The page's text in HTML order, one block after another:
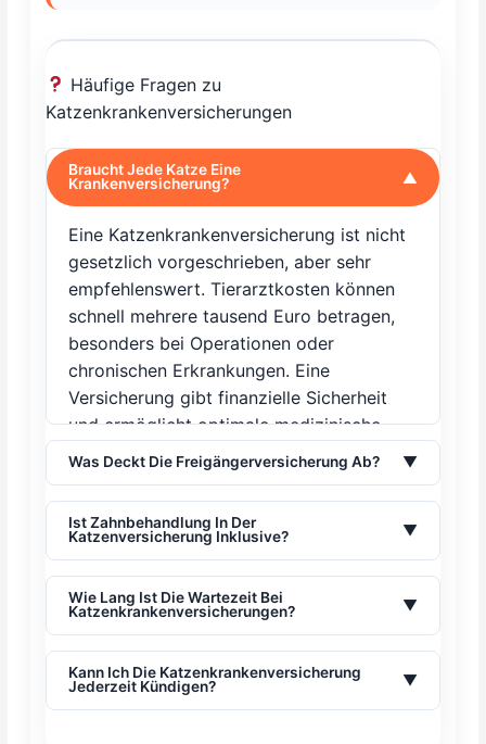
Häufige Fragen zu
Katzenkrankenversicherungen
Braucht Jede Katze Eine
Krankenversicherung?
▼
Eine Katzenkrankenversicherung ist nicht
gesetzlich vorgeschrieben, aber sehr
empfehlenswert. Tierarztkosten können
schnell mehrere tausend Euro betragen,
besonders bei Operationen oder
chronischen Erkrankungen. Eine
Versicherung gibt finanzielle Sicherheit
und ermöglicht optimale medizinische
Versorgung.
Was Deckt Die Freigängerversicherung Ab? ▼
Freigängerversicherungen decken
typischerweise Unfälle, Verletzungen
durch Kämpfe, Infektionskrankheiten,
Parasitenbefall und alle regulären
Behandlungen ab. Viele Tarife schließen
auch Zahnbehandlungen ein. Wichtig ist
eine hohe Deckungssumme, da Notfall-
OPs teuer werden können.
Ist Zahnbehandlung In Der
Katzenversicherung Inklusive?
▼
Das kommt auf den gewählten Tarif an.
Premium-Tarife schließen meist
Zahnbehandlungen ein, Basis-Tarife oft
nur Unfälle und OPs. Zahnprobleme sind
besonders bei Wohnungskatzen häufig,
daher sollten Sie bei reinen
Wie Lang Ist Die Wartezeit Bei
Katzenkrankenversicherungen?
▼
Die Wartezeit beträgt meist 30 Tage für
Krankheiten und 48 Stunden für Unfälle.
Einige Anbieter wie Lassie bieten
Kann Ich Die Katzenkrankenversicherung
Jederzeit Kündigen?
▼